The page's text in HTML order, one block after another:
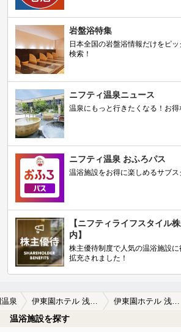
岩盤浴特集
日本全国の岩盤浴情報だけをピ
検索！
ニフティ温泉ニュース
温泉にもっと行きたくなる！お
ニフティ温泉 おふろパス
温浴施設をお得に楽しめるサブ
【ニフティライフスタイル
内】
株主優待制度で人気の温浴施設
拡充されました！
泉
温浴施設を探す